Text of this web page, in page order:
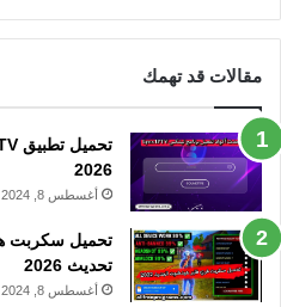
مقالات قد تهمك
2026
أغسطس 8, 2024
تحديث 2026
أغسطس 8, 2024